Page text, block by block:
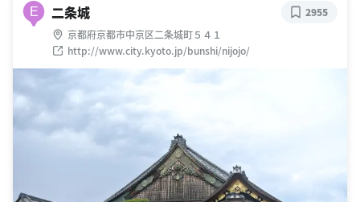
E 二条城
京都府京都市中京区二条城町５４１
http://www.city.kyoto.jp/bunshi/nijojo/
2955